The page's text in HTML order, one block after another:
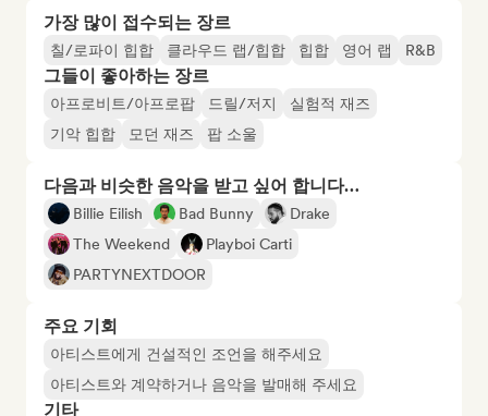
가장 많이 접수되는 장르
칠/로파이 힙합 클라우드 랩/힙합 힙합 영어 랩 R&B
그들이 좋아하는 장르
아프로비트/아프로팝 드릴/저지
실험적 재즈
기악 힙합
모던 재즈 팝 소울
다음과 비슷한 음악을 받고 싶어 합니다…
Billie Eilish Bad Bunny
Drake
The Weekend
Playboi Carti
PARTYNEXTDOOR
주요 기회
아티스트에게 건설적인 조언을 해주세요
아티스트와 계약하거나 음악을 발매해 주세요
기타